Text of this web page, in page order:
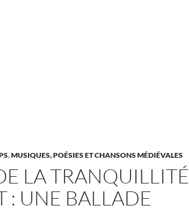
,MUSIQUES, POÉSIES ET CHANSONS MÉDIÉVALES
LA TRANQUILLITÉ
: UNE BALLADE